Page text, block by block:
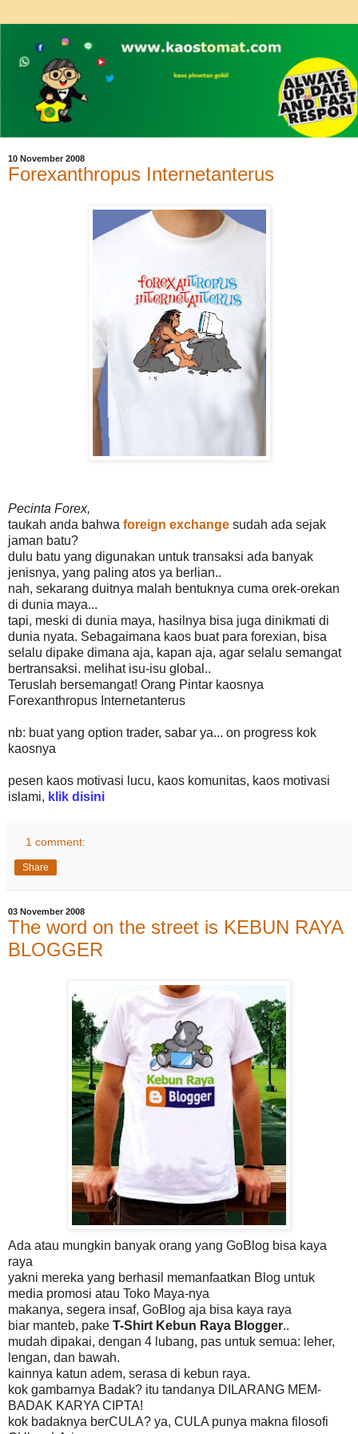
10 November 2008
Forexanthropus Internetanterus
Pecinta Forex,
taukah anda bahwa foreign exchange sudah ada sejak
jaman batu?
dulu batu yang digunakan untuk transaksi ada banyak
jenisnya, yang paling atos ya berlian..
nah, sekarang duitnya malah bentuknya cuma orek-orekan
di dunia maya...
tapi, meski di dunia maya, hasilnya bisa juga dinikmati di
dunia nyata. Sebagaimana kaos buat para forexian, bisa
selalu dipake dimana aja, kapan aja, agar selalu semangat
bertransaksi. melihat isu-isu global..
Teruslah bersemangat! Orang Pintar kaosnya
Forexanthropus Internetanterus
nb: buat yang option trader, sabar ya... on progress kok
kaosnya
pesen kaos motivasi lucu, kaos komunitas, kaos motivasi
islami, klik disini
1 comment:
Share
03 November 2008
The word on the street is KEBUN RAYA
BLOGGER
Ada atau mungkin banyak orang yang GoBlog bisa kaya
raya
yakni mereka yang berhasil memanfaatkan Blog untuk
media promosi atau Toko Maya-nya
makanya, segera insaf, GoBlog aja bisa kaya raya
biar manteb, pake T-Shirt Kebun Raya Blogger..
mudah dipakai, dengan 4 lubang, pas untuk semua: leher,
lengan, dan bawah.
kainnya katun adem, serasa di kebun raya.
kok gambarnya Badak? itu tandanya DILARANG MEM-
BADAK KARYA CIPTA!
kok badaknya berCULA? ya, CULA punya makna filosofi